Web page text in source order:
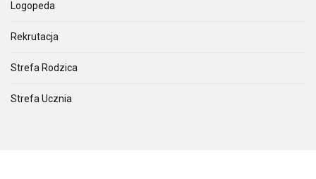
Logopeda
Rekrutacja
Strefa Rodzica
Strefa Ucznia